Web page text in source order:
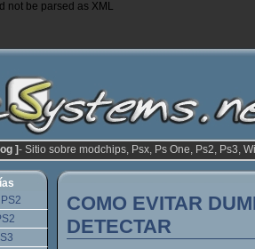
not be parsed as XML
]- Sitio sobre modchips, Psx, Ps One, Ps2, Ps3,
COMO EVITAR
DETECTAR